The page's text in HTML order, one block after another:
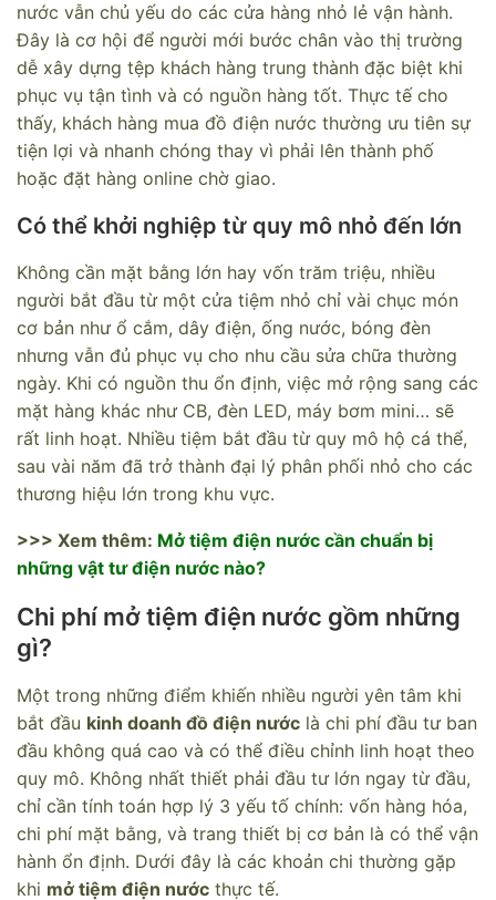
nước vẫn chủ yếu do các cửa hàng nhỏ lẻ vận hành.
Đây là cơ hội để người mới bước chân vào thị trường
dễ xây dựng tệp khách hàng trung thành đặc biệt khi
phục vụ tận tình và có nguồn hàng tốt. Thực tế cho
thấy, khách hàng mua đồ điện nước thường ưu tiên sự
tiện lợi và nhanh chóng thay vì phải lên thành phố
hoặc đặt hàng online chờ giao.
Có thể khởi nghiệp từ quy mô nhỏ đến lớn
Không cần mặt bằng lớn hay vốn trăm triệu, nhiều
người bắt đầu từ một cửa tiệm nhỏ chỉ vài chục món
cơ bản như ổ cắm, dây điện, ống nước, bóng đèn
nhưng vẫn đủ phục vụ cho nhu cầu sửa chữa thường
ngày. Khi có nguồn thu ổn định, việc mở rộng sang các
mặt hàng khác như CB, đèn LED, máy bơm mini… sẽ
rất linh hoạt. Nhiều tiệm bắt đầu từ quy mô hộ cá thể,
sau vài năm đã trở thành đại lý phân phối nhỏ cho các
thương hiệu lớn trong khu vực.
>>> Xem thêm: Mở tiệm điện nước cần chuẩn bị
những vật tư điện nước nào?
Chi phí mở tiệm điện nước gồm những
gì?
Một trong những điểm khiến nhiều người yên tâm khi
bắt đầu kinh doanh đồ điện nước là chi phí đầu tư ban
đầu không quá cao và có thể điều chỉnh linh hoạt theo
quy mô. Không nhất thiết phải đầu tư lớn ngay từ đầu,
chỉ cần tính toán hợp lý 3 yếu tố chính: vốn hàng hóa,
chi phí mặt bằng, và trang thiết bị cơ bản là có thể vận
hành ổn định. Dưới đây là các khoản chi thường gặp
khi mở tiệm điện nước thực tế.